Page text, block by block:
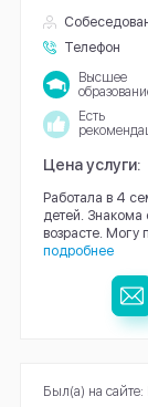
Телефон
Высшее
Есть
Цена услуги:
Работала в 4
детей. Знакома
возрасте.
подробнее
Был(а) на сайте: